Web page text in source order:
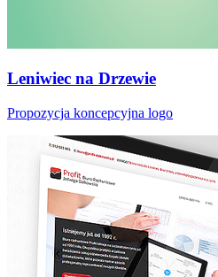
Leniwiec na Drzewie
Propozycja koncepcyjna logo